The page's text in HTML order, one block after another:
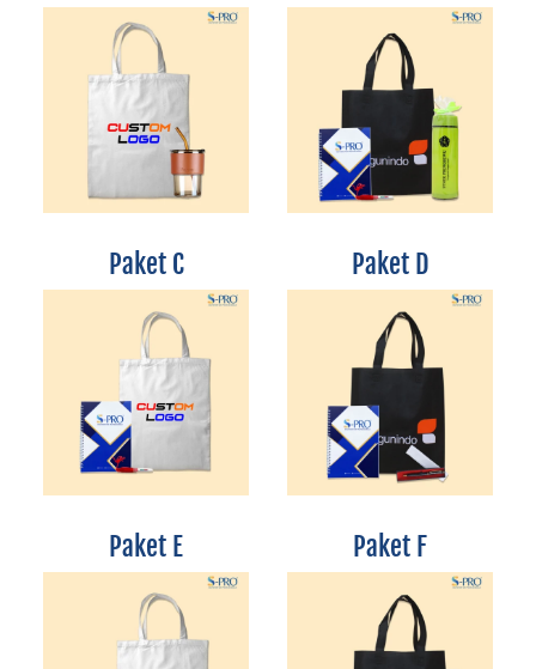
Paket C Paket D
Paket E Paket F